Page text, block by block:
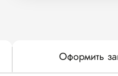
Оформить